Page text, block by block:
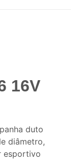
16V
duto
diâmetro,
esportivo